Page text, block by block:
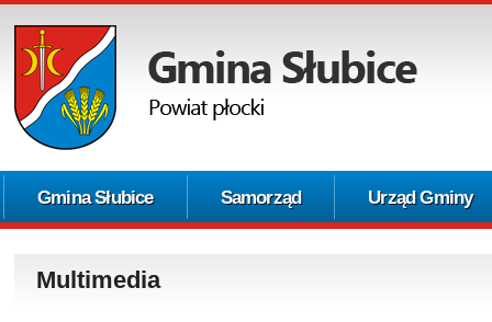
Gmina Słubice Samorząd Urząd Gminy
Multimedia